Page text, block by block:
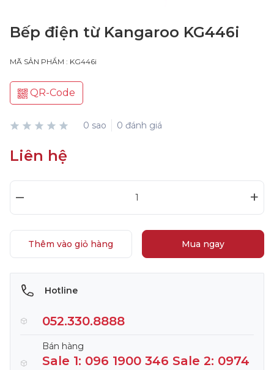
Bếp điện từ Kangaroo KG446i
MÃ SẢN PHẨM : KG446i
QR-Code
0 sao 0 đánh giá
Liên hệ
– +
Thêm vào giỏ hàng Mua ngay
Hotline
052.330.8888
Bán hàng
Sale 1: 096 1900 346 Sale 2: 0974